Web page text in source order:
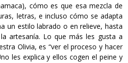
cómo es que esa mezcla de
letras, e incluso cómo se adapta
un estilo labrado o en relieve, hasta
artesanía. Lo que más les gusta a
Olivia, es “ver el proceso y hacer
les explica y ellos cogen el peine y